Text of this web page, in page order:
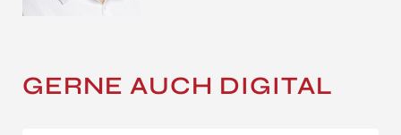
GERNE AUCH DIGITAL